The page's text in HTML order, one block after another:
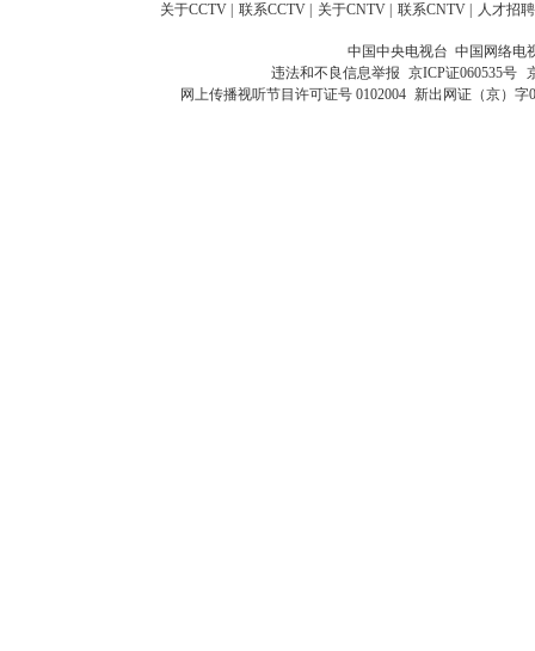
关于CCTV 联系CCTV 关于CNTV 联系CNTV 人才招聘
中国中央电视台 中国网络电
违法和不良信息举报 京ICP证060535号
网上传播视听节目许可证号 0102004 新出网证（京）